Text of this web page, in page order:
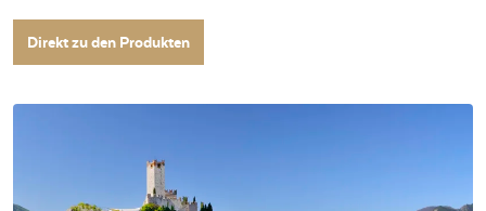
Direkt zu den Produkten